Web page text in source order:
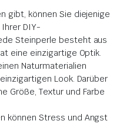
gibt, können Sie diejenige
DIY-
Steinperle besteht aus
eine einzigartige Optik.
Naturmaterialien
Look. Darüber
Größe, Textur und Farbe
können Stress und Angst